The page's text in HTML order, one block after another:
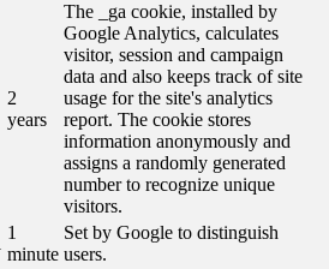
2
years
The _ga cookie, installed by
Google Analytics, calculates
visitor, session and campaign
data and also keeps track of site
usage for the site's analytics
report. The cookie stores
information anonymously and
assigns a randomly generated
number to recognize unique
visitors.
1
minute
Set by Google to distinguish
users.